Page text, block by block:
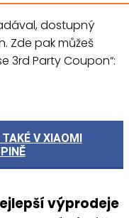
dostupný
Zde pak můžeš
3rd Party Coupon“:
V XIAOMI
výprodeje